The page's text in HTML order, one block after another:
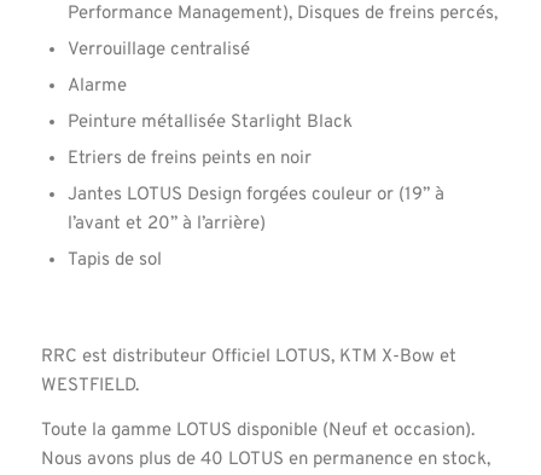
Performance Management), Disques de freins percés,
Verrouillage centralisé
Alarme
Peinture métallisée Starlight Black
Etriers de freins peints en noir
Jantes LOTUS Design forgées couleur or (19’’ à
l’avant et 20’’ à l’arrière)
Tapis de sol
RRC est distributeur Officiel LOTUS, KTM X-Bow et
WESTFIELD.
Toute la gamme LOTUS disponible (Neuf et occasion).
Nous avons plus de 40 LOTUS en permanence en stock,